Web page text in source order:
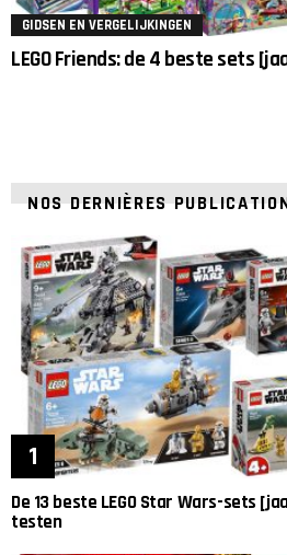
GIDSEN EN VERGELIJKINGEN
LEGO Friends: de 4 beste sets
NOS DERNIÈRES
De 13 beste LEGO Star Wars-sets
testen